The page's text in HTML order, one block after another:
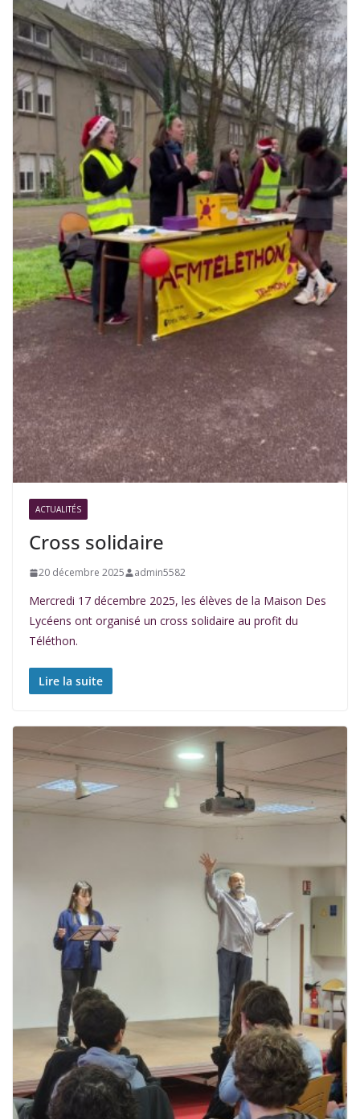
ACTUALITÉS
Cross solidaire
20 décembre 2025 admin5582
Mercredi 17 décembre 2025, les élèves de la Maison Des
Lycéens ont organisé un cross solidaire au profit du
Téléthon.
Lire la suite